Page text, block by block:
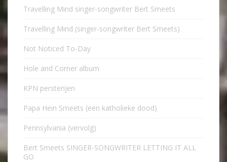
Travelling Mind singer-songwriter Bert Smeets
Travelling Mind (singer-songwriter Bert Smeets)
Not Noticed To-Day
Hole and Corner album
KPN persterijen
Papa Hein Smeets (een katholieke dood)
Pennsylvania (vervolg)
Bert Smeets SINGER-SONGWRITER LETTING IT ALL
GO